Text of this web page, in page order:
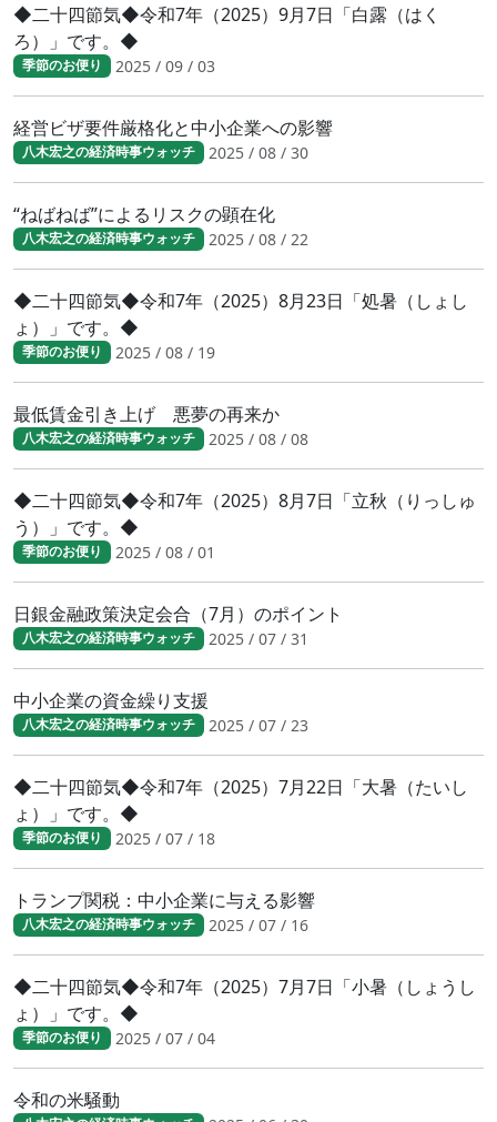
◆二十四節気◆令和7年（2025）9月7日「白露（はく
ろ）」です。◆
季節のお便り 2025 / 09 / 03
経営ビザ要件厳格化と中小企業への影響
八木宏之の経済時事ウォッチ 2025 / 08 / 30
“ねばねば”によるリスクの顕在化
八木宏之の経済時事ウォッチ 2025 / 08 / 22
◆二十四節気◆令和7年（2025）8月23日「処暑（しょし
ょ）」です。◆
季節のお便り 2025 / 08 / 19
最低賃金引き上げ 悪夢の再来か
八木宏之の経済時事ウォッチ 2025 / 08 / 08
◆二十四節気◆令和7年（2025）8月7日「立秋（りっしゅ
う）」です。◆
季節のお便り 2025 / 08 / 01
日銀金融政策決定会合（7月）のポイント
八木宏之の経済時事ウォッチ 2025 / 07 / 31
中小企業の資金繰り支援
八木宏之の経済時事ウォッチ 2025 / 07 / 23
◆二十四節気◆令和7年（2025）7月22日「大暑（たいし
ょ）」です。◆
季節のお便り 2025 / 07 / 18
トランプ関税：中小企業に与える影響
八木宏之の経済時事ウォッチ 2025 / 07 / 16
◆二十四節気◆令和7年（2025）7月7日「小暑（しょうし
ょ）」です。◆
季節のお便り 2025 / 07 / 04
令和の米騒動